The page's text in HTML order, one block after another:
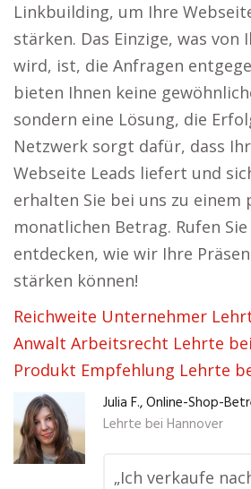
Linkbuilding, um Ihre
stärken. Das Einzige, was von
wird, ist, die Anfragen
bieten Ihnen keine
sondern eine Lösung, die
Netzwerk sorgt dafür, dass
Webseite Leads liefert und
erhalten Sie bei uns zu einem
monatlichen Betrag. Rufen
entdecken, wie wir Ihre
stärken können!
Reichweite Unternehmer
Anwalt Arbeitsrecht Lehrte
Produkt Empfehlung Lehrte
Julia F., Online-Shop-
Lehrte bei Hannover
„Ich verkaufe